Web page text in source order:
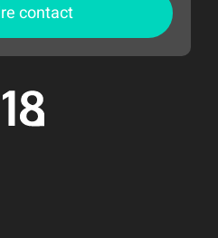
contact